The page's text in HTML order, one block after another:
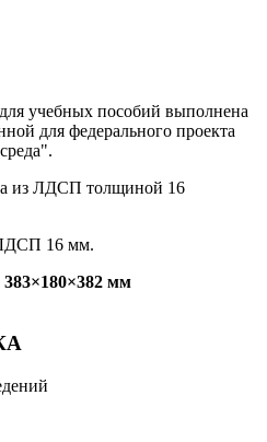
учебных пособий выполнена
для федерального проекта
из ЛДСП толщиной 16
ЛДСП 16 мм.
мм